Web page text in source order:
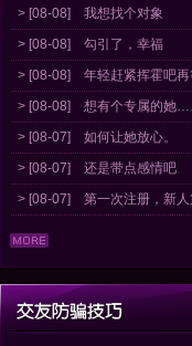
> [08-08] 我想找个对象
> [08-08] 勾引了，幸福
> [08-08] 年轻赶紧挥霍吧
> [08-08] 想有个专属的她
> [08-07] 如何让她放心。
> [08-07] 还是带点感情吧
> [08-07] 第一次注册，新